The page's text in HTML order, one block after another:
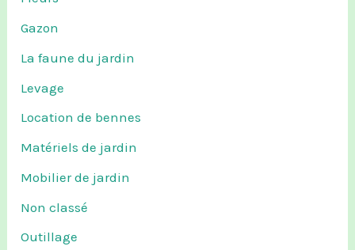
Gazon
La faune du jardin
Levage
Location de bennes
Matériels de jardin
Mobilier de jardin
Non classé
Outillage